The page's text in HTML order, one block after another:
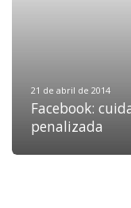
21 de abril de 2014
Facebook:
penalizada